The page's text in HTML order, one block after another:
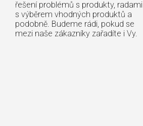
řešení problémů s produkty, radami
s výběrem vhodných produktů a
podobně. Budeme rádi, pokud se
mezi naše zákazníky zařadíte i Vy.